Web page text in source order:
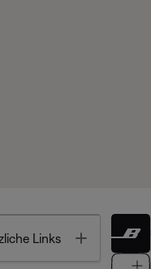
Links Toggle